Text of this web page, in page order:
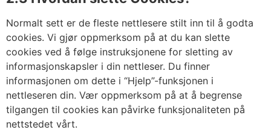
Normalt sett er de fleste nettlesere stilt inn til å godta
cookies. Vi gjør oppmerksom på at du kan slette
cookies ved å følge instruksjonene for sletting av
informasjonskapsler i din nettleser. Du finner
informasjonen om dette i “Hjelp”-funksjonen i
nettleseren din. Vær oppmerksom på at å begrense
tilgangen til cookies kan påvirke funksjonaliteten på
nettstedet vårt.